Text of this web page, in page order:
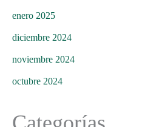
enero 2025
diciembre 2024
noviembre 2024
octubre 2024